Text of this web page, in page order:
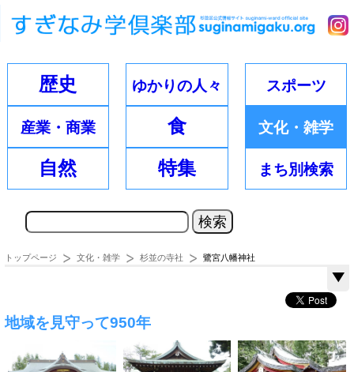
歴史 ゆかりの人々 スポーツ
産業・ 商業 食 文化・雑学
自然 特集 まち別検索
トップページ 文化・雑学 杉並の寺社 鷺宮八幡神社
地域を見守って950年